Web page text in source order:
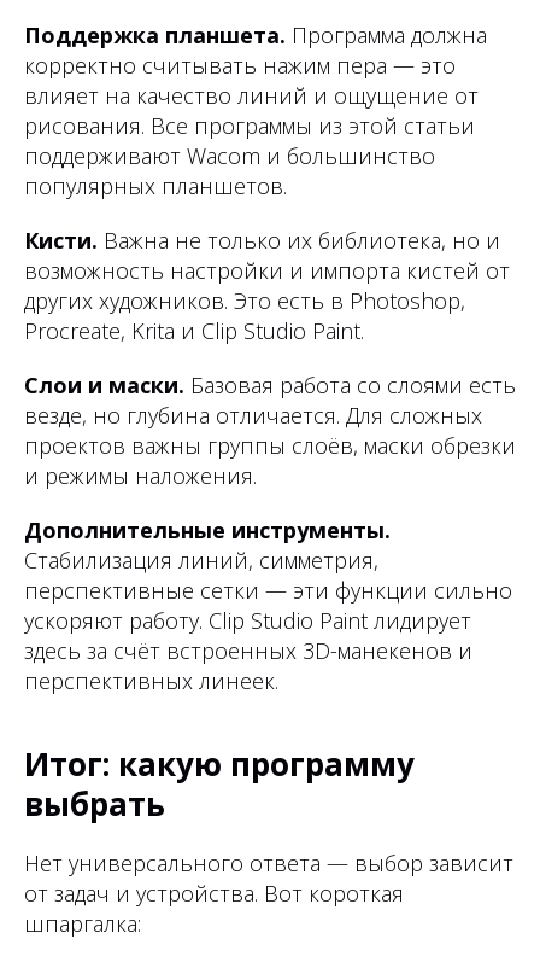
Поддержка планшета. Программа должна
корректно считывать нажим пера — это
влияет на качество линий и ощущение от
рисования. Все программы из этой статьи
поддерживают Wacom и большинство
популярных планшетов.
Кисти. Важна не только их библиотека, но и
возможность настройки и импорта кистей от
других художников. Это есть в Photoshop,
Procreate, Krita и Clip Studio Paint.
Слои и маски. Базовая работа со слоями есть
везде, но глубина отличается. Для сложных
проектов важны группы слоёв, маски обрезки
и режимы наложения.
Дополнительные инструменты.
Стабилизация линий, симметрия,
перспективные сетки — эти функции сильно
ускоряют работу. Clip Studio Paint лидирует
здесь за счёт встроенных 3D-манекенов и
перспективных линеек.
Итог: какую программу
выбрать
Нет универсального ответа — выбор зависит
от задач и устройства. Вот короткая
шпаргалка: